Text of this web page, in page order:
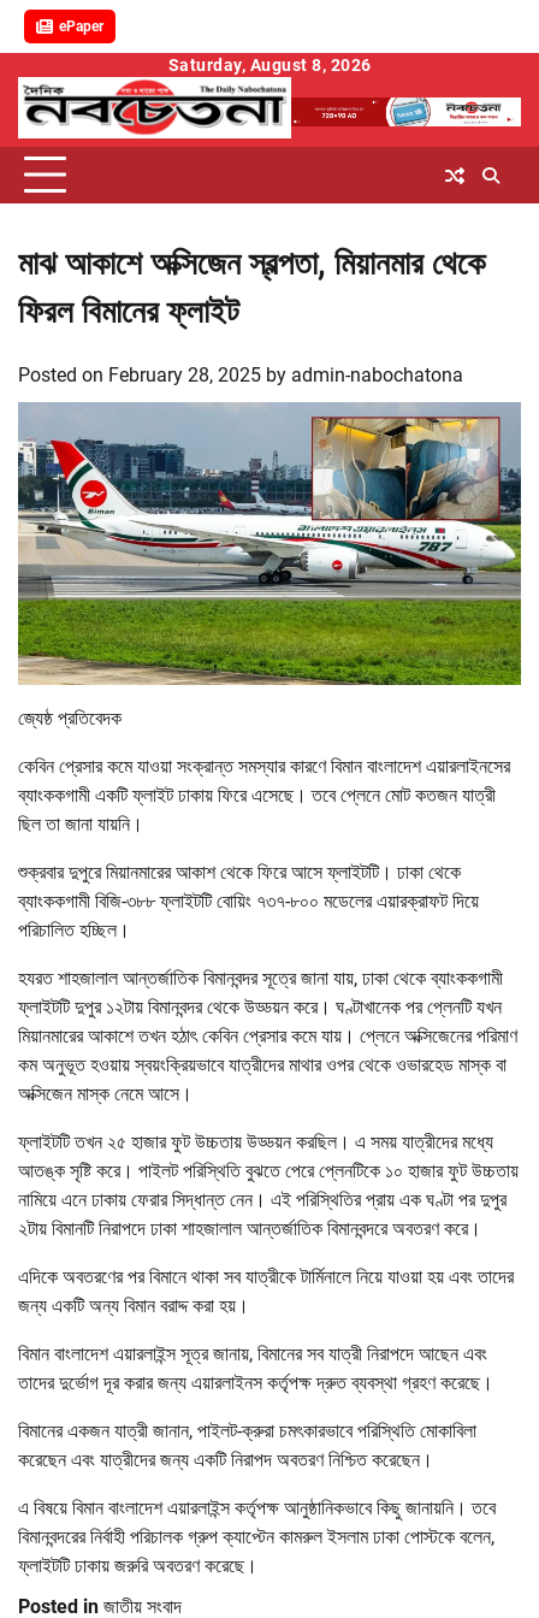
ePaper
content
Saturday, August 8, 2026
মাঝ আকাশে অক্সিজেন স্বল্পতা, মিয়ানমার থেকে
ফিরল বিমানের ফ্লাইট
Posted on February 28, 2025 by admin-nabochatona
জ্যেষ্ঠ প্রতিবেদক
কেবিন প্রেসার কমে যাওয়া সংক্রান্ত সমস্যার কারণে বিমান বাংলাদেশ এয়ারলাইনসের
ব্যাংককগামী একটি ফ্লাইট ঢাকায় ফিরে এসেছে। তবে প্লেনে মোট কতজন যাত্রী
ছিল তা জানা যায়নি।
শুক্রবার দুপুরে মিয়ানমারের আকাশ থেকে ফিরে আসে ফ্লাইটটি। ঢাকা থেকে
ব্যাংককগামী বিজি-৩৮৮ ফ্লাইটটি বোয়িং ৭৩৭-৮০০ মডেলের এয়ারক্রাফট দিয়ে
পরিচালিত হচ্ছিল।
হযরত শাহজালাল আন্তর্জাতিক বিমানবন্দর সূত্রে জানা যায়, ঢাকা থেকে ব্যাংককগামী
ফ্লাইটটি দুপুর ১২টায় বিমানবন্দর থেকে উড্ডয়ন করে। ঘণ্টাখানেক পর প্লেনটি যখন
মিয়ানমারের আকাশে তখন হঠাৎ কেবিন প্রেসার কমে যায়। প্লেনে অক্সিজেনের পরিমাণ
কম অনুভূত হওয়ায় স্বয়ংক্রিয়ভাবে যাত্রীদের মাথার ওপর থেকে ওভারহেড মাস্ক বা
অক্সিজেন মাস্ক নেমে আসে।
ফ্লাইটটি তখন ২৫ হাজার ফুট উচ্চতায় উড্ডয়ন করছিল। এ সময় যাত্রীদের মধ্যে
আতঙ্ক সৃষ্টি করে। পাইলট পরিস্থিতি বুঝতে পেরে প্লেনটিকে ১০ হাজার ফুট উচ্চতায়
নামিয়ে এনে ঢাকায় ফেরার সিদ্ধান্ত নেন। এই পরিস্থিতির প্রায় এক ঘণ্টা পর দুপুর
২টায় বিমানটি নিরাপদে ঢাকা শাহজালাল আন্তর্জাতিক বিমানবন্দরে অবতরণ করে।
এদিকে অবতরণের পর বিমানে থাকা সব যাত্রীকে টার্মিনালে নিয়ে যাওয়া হয় এবং তাদের
জন্য একটি অন্য বিমান বরাদ্দ করা হয়।
বিমান বাংলাদেশ এয়ারলাইন্স সূত্র জানায়, বিমানের সব যাত্রী নিরাপদে আছেন এবং
তাদের দুর্ভোগ দূর করার জন্য এয়ারলাইনস কর্তৃপক্ষ দ্রুত ব্যবস্থা গ্রহণ করেছে।
বিমানের একজন যাত্রী জানান, পাইলট-ক্রুরা চমৎকারভাবে পরিস্থিতি মোকাবিলা
করেছেন এবং যাত্রীদের জন্য একটি নিরাপদ অবতরণ নিশ্চিত করেছেন।
এ বিষয়ে বিমান বাংলাদেশ এয়ারলাইন্স কর্তৃপক্ষ আনুষ্ঠানিকভাবে কিছু জানায়নি। তবে
বিমানবন্দরের নির্বাহী পরিচালক গ্রুপ ক্যাপ্টেন কামরুল ইসলাম ঢাকা পোস্টকে বলেন,
ফ্লাইটটি ঢাকায় জরুরি অবতরণ করেছে।
Posted in জাতীয় সংবাদ